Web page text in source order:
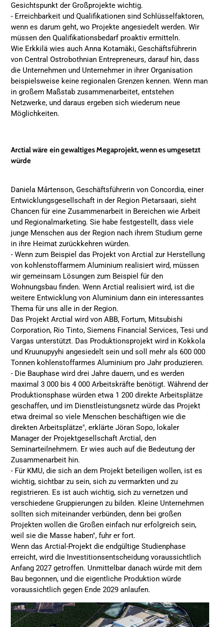
Gesichtspunkt der Großprojekte wichtig.
- Erreichbarkeit und Qualifikationen sind Schlüsselfaktoren,
wenn es darum geht, wo Projekte angesiedelt werden. Wir
müssen den Qualifikationsbedarf proaktiv ermitteln.
Wie Erkkilä wies auch Anna Kotamäki, Geschäftsführerin
von Central Ostrobothnian Entrepreneurs, darauf hin, dass
die Unternehmen und Unternehmer in ihrer Organisation
beispielsweise keine regionalen Grenzen kennen. Wenn man
in großem Maßstab zusammenarbeitet, entstehen
Netzwerke, und daraus ergeben sich wiederum neue
Möglichkeiten.
Arctial wäre ein gewaltiges Megaprojekt, wenn es umgesetzt
würde
Daniela Mårtenson, Geschäftsführerin von Concordia, einer
Entwicklungsgesellschaft in der Region Pietarsaari, sieht
Chancen für eine Zusammenarbeit in Bereichen wie Arbeit
und Regionalmarketing. Sie habe festgestellt, dass viele
junge Menschen aus der Region nach ihrem Studium gerne
in ihre Heimat zurückkehren würden.
- Wenn zum Beispiel das Projekt von Arctial zur Herstellung
von kohlenstoffarmem Aluminium realisiert wird, müssen
wir gemeinsam Lösungen zum Beispiel für den
Wohnungsbau finden. Wenn Arctial realisiert wird, ist die
weitere Entwicklung von Aluminium dann ein interessantes
Thema für uns alle in der Region.
Das Projekt Arctial wird von ABB, Fortum, Mitsubishi
Corporation, Rio Tinto, Siemens Financial Services, Tesi und
Vargas unterstützt. Das Produktionsprojekt wird in Kokkola
und Kruunupyyhi angesiedelt sein und soll mehr als 600 000
Tonnen kohlenstoffarmes Aluminium pro Jahr produzieren.
- Die Bauphase wird drei Jahre dauern, und es werden
maximal 3 000 bis 4 000 Arbeitskräfte benötigt. Während der
Produktionsphase würden etwa 1 200 direkte Arbeitsplätze
geschaffen, und im Dienstleistungsnetz würde das Projekt
etwa dreimal so viele Menschen beschäftigen wie die
direkten Arbeitsplätze", erklärte Jöran Sopo, lokaler
Manager der Projektgesellschaft Arctial, den
Seminarteilnehmern. Er wies auch auf die Bedeutung der
Zusammenarbeit hin.
- Für KMU, die sich an dem Projekt beteiligen wollen, ist es
wichtig, sichtbar zu sein, sich zu vermarkten und zu
registrieren. Es ist auch wichtig, sich zu vernetzen und
verschiedene Gruppierungen zu bilden. Kleine Unternehmen
sollten sich miteinander verbünden, denn bei großen
Projekten wollen die Großen einfach nur erfolgreich sein,
weil sie die Masse haben", fuhr er fort.
Wenn das Arctial-Projekt die endgültige Studienphase
erreicht, wird die Investitionsentscheidung voraussichtlich
Anfang 2027 getroffen. Unmittelbar danach würde mit dem
Bau begonnen, und die eigentliche Produktion würde
voraussichtlich gegen Ende 2029 anlaufen.